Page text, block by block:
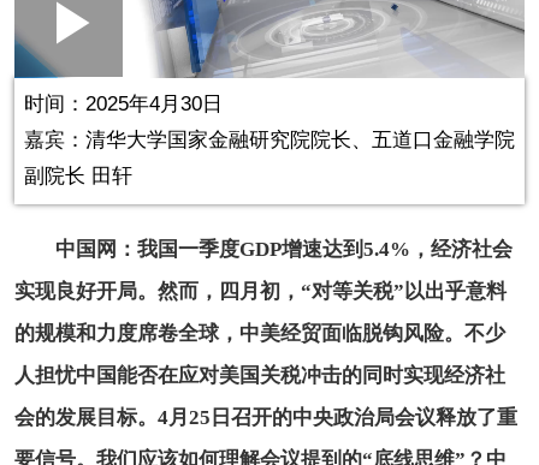
Play
Video
Picture-
Picture
时间：2025年4月30日
嘉宾： 清华大学国家金融研究院院长、五道口金融学院
副院长 田轩
中国网：我国一季度GDP增速达到5.4%，经济社会
实现良好开局。然而，四月初，“对等关税”以出乎意料
的规模和力度席卷全球，中美经贸面临脱钩风险。不少
人担忧中国能否在应对美国关税冲击的同时实现经济社
会的发展目标。4月25日召开的中央政治局会议释放了重
要信号。我们应该如何理解会议提到的“底线思维”？中